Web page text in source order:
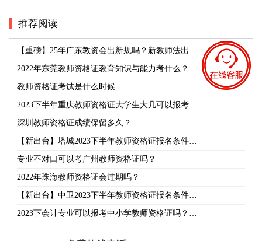
推荐阅读
【重磅】25年广东教资会出新规吗？新教师法出…
2022年东莞教师资格证教育知识与能力考什么？…
教师资格证考试是什么时候
2023下半年重庆教师资格证大学生大几可以报考…
深圳教师资格证成绩保留多久？
【新出台】塔城2023下半年教师资格证报名条件…
专业不对口可以考广州教师资格证吗？
2022年珠海教师资格证会过期吗？
【新出台】中卫2023下半年教师资格证报名条件…
2023下会计专业可以报考中小学教师资格证吗？…